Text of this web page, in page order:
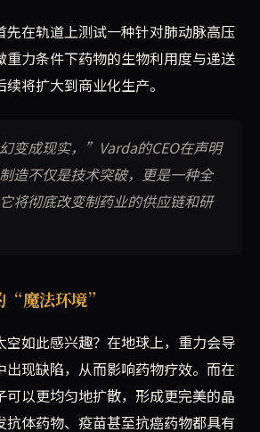
先在轨道上测试一种针对肺动脉高压
重力条件下药物的生物利用度与递送
将扩大到商业化生产。
变成现实，”Varda的CEO在声明
造不仅是技术突破，更是一种全
将彻底改变制药业的供应链和研
“魔法环境”
空如此感兴趣？在地球上，重力会导
出现缺陷，从而影响药物疗效。而在
可以更均匀地扩散，形成更完美的晶
抗体药物、疫苗甚至抗癌药物都具有